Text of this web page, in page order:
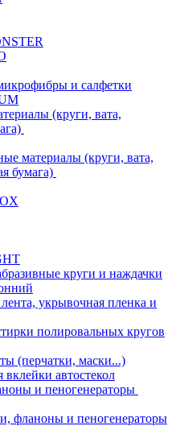
и салфетки
(круги, вата,
материалы (круги, вата,
бумага)
круги и наждачки
укрывочная пленка и
полировальных кругов
(перчатки, маски...)
автостекол
и пеногенераторы
фланоны и пеногенераторы